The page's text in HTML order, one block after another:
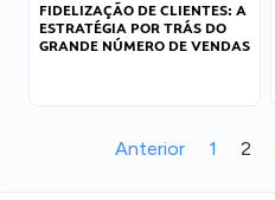
FIDELIZAÇÃO DE CLIENTES: A
ESTRATÉGIA POR TRÁS DO
GRANDE NÚMERO DE VENDAS
Anterior 1 2